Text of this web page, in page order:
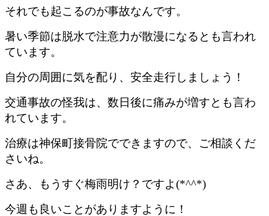
それでも起こるのが事故なんです。
暑い季節は脱水で注意力が散漫になるとも言われ
ています。
自分の周囲に気を配り、安全走行しましょう！
交通事故の怪我は、数日後に痛みが増すとも言わ
れています。
治療は神保町接骨院でできますので、ご相談くだ
さいね。
さあ、もうすぐ梅雨明け？ですよ(*^^*)
今週も良いことがありますように！